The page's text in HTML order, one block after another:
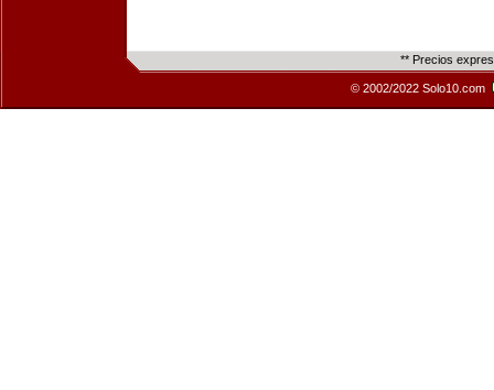
** Precios
© 2002/2022 Solo10.com